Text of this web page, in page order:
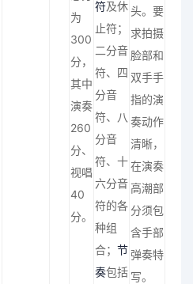
为
300
分，
其中
演奏
260
分、
视唱
40
分。
符及休
止符；
二分音
符、四
分音
符、八
分音
符、十
六分音
符的各
种组
合； 节
奏包括
头。要
求拍摄
脸部和
双手手
指的演
奏动作
清晰，
在演奏
高潮部
分须包
含手部
弹奏特
写。